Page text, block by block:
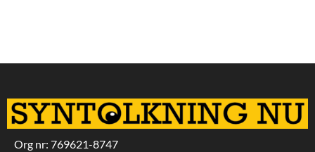
Org nr: 769621-8747